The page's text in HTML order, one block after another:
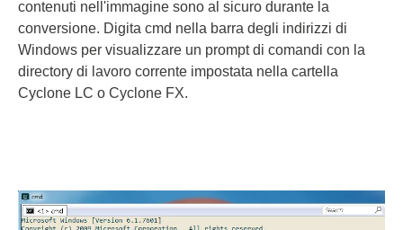
contenuti nell'immagine sono al sicuro durante la
conversione. Digita cmd nella barra degli indirizzi di
Windows per visualizzare un prompt di comandi con la
directory di lavoro corrente impostata nella cartella
Cyclone LC o Cyclone FX.